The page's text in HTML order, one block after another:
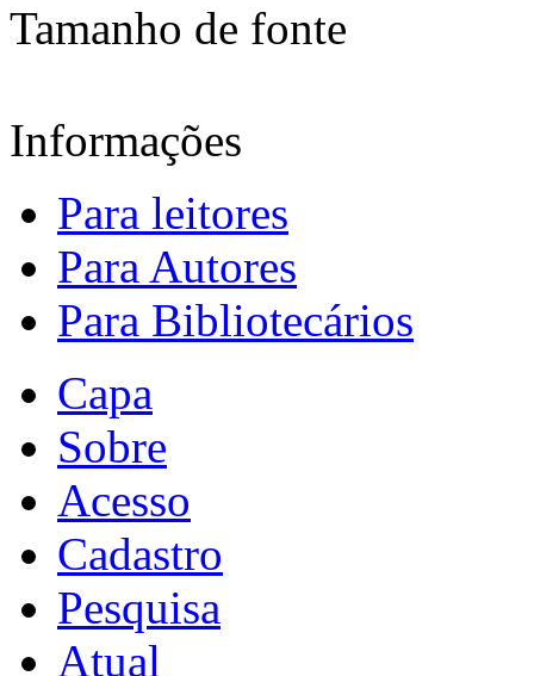
Tamanho de fonte
Informações
Para leitores
Para Autores
Para Bibliotecários
Capa
Sobre
Acesso
Cadastro
Pesquisa
Atual